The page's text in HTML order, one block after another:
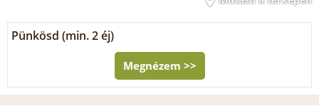
Pünkösd (min. 2 éj)
Megnézem >>